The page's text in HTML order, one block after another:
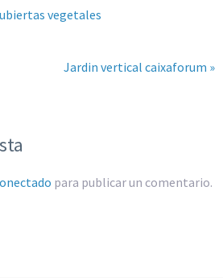
vegetales
Jardin vertical caixaforum »
para publicar un comentario.